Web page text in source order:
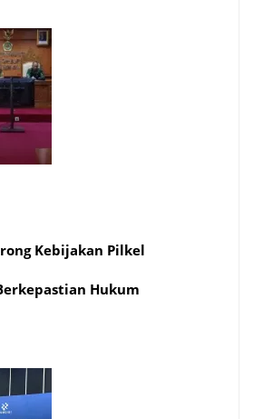
Kebijakan Pilkel
Hukum